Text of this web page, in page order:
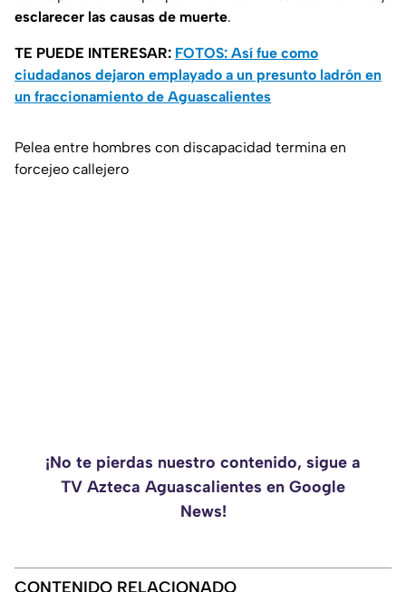
esclarecer las causas de muerte.
TE PUEDE INTERESAR: FOTOS: Así fue como
ciudadanos dejaron emplayado a un presunto ladrón en
un fraccionamiento de Aguascalientes
Pelea entre hombres con discapacidad termina en
forcejeo callejero
¡No te pierdas nuestro contenido, sigue a
TV Azteca Aguascalientes en Google
News!
CONTENIDO RELACIONADO